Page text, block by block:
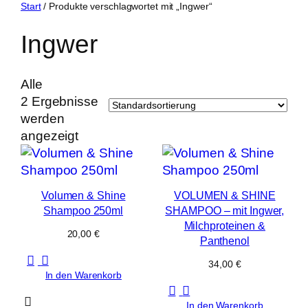
Zum
springen
Start/ Produkte verschlagwortet mit „Ingwer“
Ingwer
Alle
2 Ergebnisse
werden
angezeigt
Volumen & Shine
Shampoo 250ml
20,00 €
In den Warenkorb
VOLUMEN & SHINE
SHAMPOO – mit Ingwer,
Milchproteinen &
Panthenol
34,00 €
In den Warenkorb